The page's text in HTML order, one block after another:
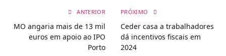
ANTERIOR
MO angaria mais de 13 mil
euros em apoio ao IPO
Porto
PRÓXIMO
Ceder casa a trabalhadores
dá incentivos fiscais em
2024